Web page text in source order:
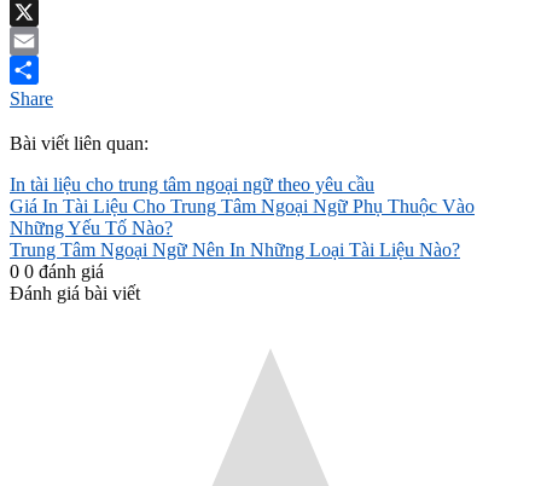
LinkedIn
X
Email
Share
Bài viết liên quan:
In tài liệu cho trung tâm ngoại ngữ theo yêu cầu
Giá In Tài Liệu Cho Trung Tâm Ngoại Ngữ Phụ Thuộc Vào
Những Yếu Tố Nào?
Trung Tâm Ngoại Ngữ Nên In Những Loại Tài Liệu Nào?
0 0 đánh giá
Đánh giá bài viết